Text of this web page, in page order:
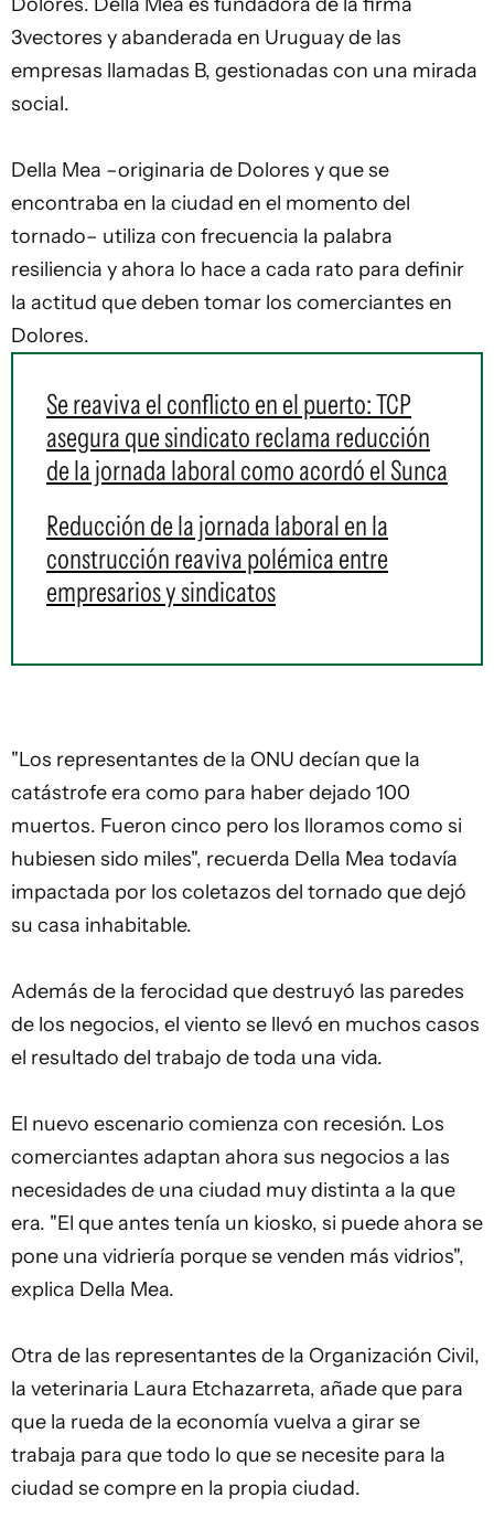
3vectores y abanderada en Uruguay de las
empresas llamadas B, gestionadas con una mirada
social.
Della Mea –originaria de Dolores y que se
encontraba en la ciudad en el momento del
tornado– utiliza con frecuencia la palabra
resiliencia y ahora lo hace a cada rato para definir
la actitud que deben tomar los comerciantes en
Dolores.
Se reaviva el conflicto en el puerto: TCP
asegura que sindicato reclama reducción
de la jornada laboral como acordó el Sunca
Reducción de la jornada laboral en la
construcción reaviva polémica entre
empresarios y sindicatos
"Los representantes de la ONU decían que la
catástrofe era como para haber dejado 100
muertos. Fueron cinco pero los lloramos como si
hubiesen sido miles", recuerda Della Mea todavía
impactada por los coletazos del tornado que dejó
su casa inhabitable.
Además de la ferocidad que destruyó las paredes
de los negocios, el viento se llevó en muchos casos
el resultado del trabajo de toda una vida.
El nuevo escenario comienza con recesión. Los
comerciantes adaptan ahora sus negocios a las
necesidades de una ciudad muy distinta a la que
era. "El que antes tenía un kiosko, si puede ahora se
pone una vidriería porque se venden más vidrios",
explica Della Mea.
Otra de las representantes de la Organización Civil,
la veterinaria Laura Etchazarreta, añade que para
que la rueda de la economía vuelva a girar se
trabaja para que todo lo que se necesite para la
ciudad se compre en la propia ciudad.